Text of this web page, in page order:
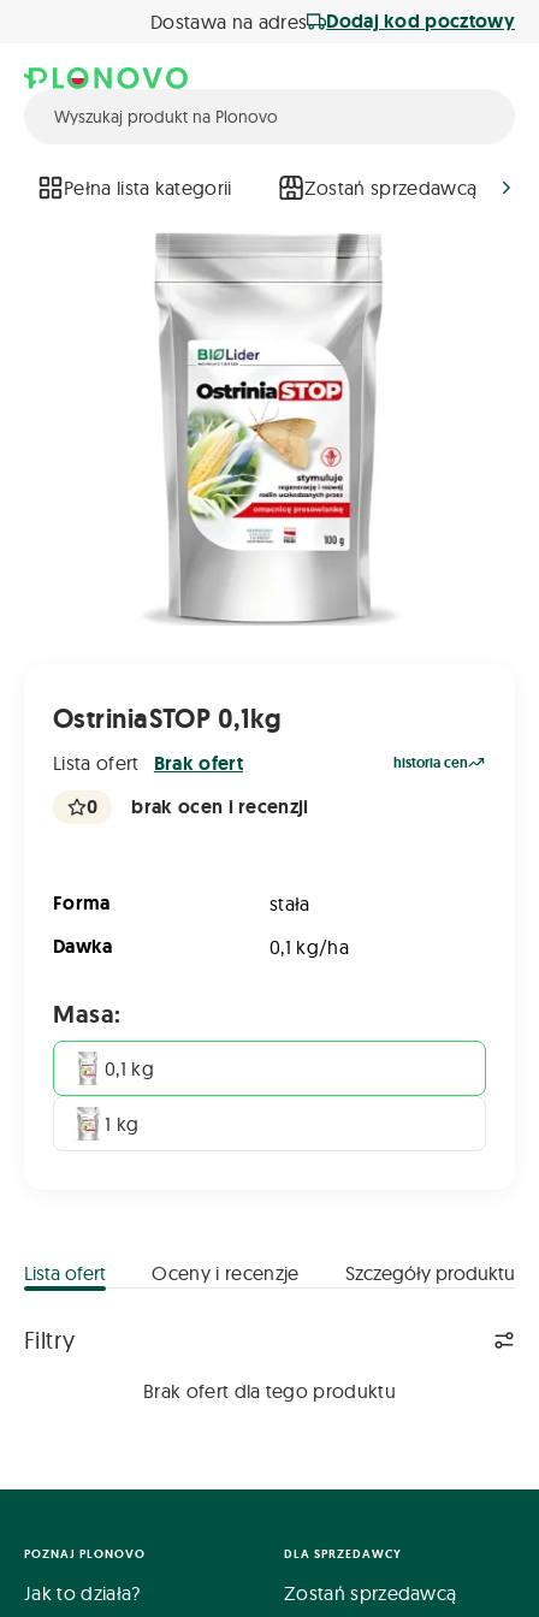
Dostawa na adres Dodaj kod pocztowy
Pełna lista kategorii Zostań sprzedawcą
OstriniaSTOP 0,1kg
Lista ofert Brak ofert historia cen
0 brak ocen i recenzji
Forma stała
Dawka 0,1 kg/ha
Masa:
0,1 kg
1 kg
Lista ofert Oceny i recenzje Szczegóły produktu
Filtry
Brak ofert dla tego produktu
POZNAJ PLONOVO
Jak to działa?
DLA SPRZEDAWCY
Zostań sprzedawcą